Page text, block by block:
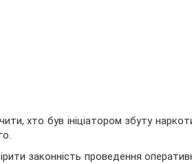
хто був ініціатором збуту
законність проведення